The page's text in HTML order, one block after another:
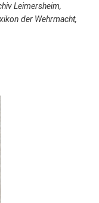
Leimersheim,
der Wehrmacht,